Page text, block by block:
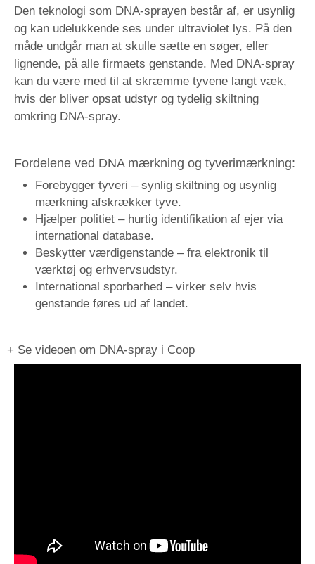
Den teknologi som DNA-sprayen består af, er usynlig
og kan udelukkende ses under ultraviolet lys. På den
måde undgår man at skulle sætte en søger, eller
lignende, på alle firmaets genstande. Med DNA-spray
kan du være med til at skræmme tyvene langt væk,
hvis der bliver opsat udstyr og tydelig skiltning
omkring DNA-spray.
Fordelene ved DNA mærkning og tyverimærkning:
Forebygger tyveri – synlig skiltning og usynlig
mærkning afskrækker tyve.
Hjælper politiet – hurtig identifikation af ejer via
international database.
Beskytter værdigenstande – fra elektronik til
værktøj og erhvervsudstyr.
International sporbarhed – virker selv hvis
genstande føres ud af landet.
+ Se videoen om DNA-spray i Coop